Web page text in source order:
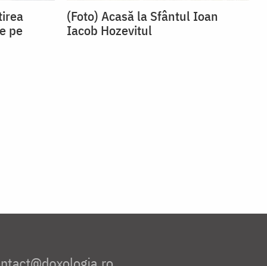
pe
(Foto) Acasă la Sfântul Ioan
Iacob Hozevitul